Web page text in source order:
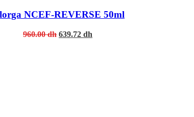
NCEF-REVERSE 50ml
960.00dh Original
639.72 dh